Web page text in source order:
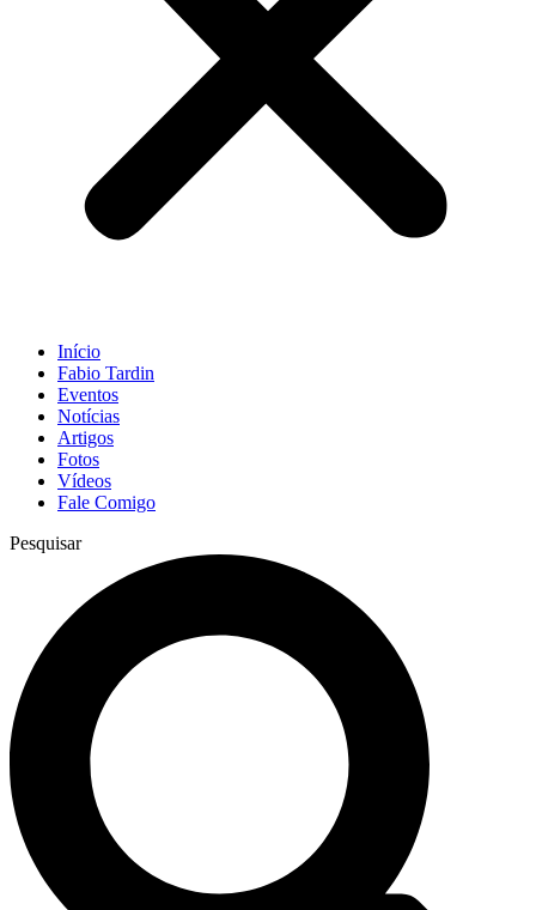
Início
Fabio Tardin
Eventos
Notícias
Artigos
Fotos
Vídeos
Fale Comigo
Pesquisar